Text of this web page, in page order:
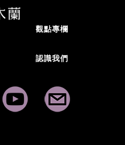
觀點專欄
認識我們